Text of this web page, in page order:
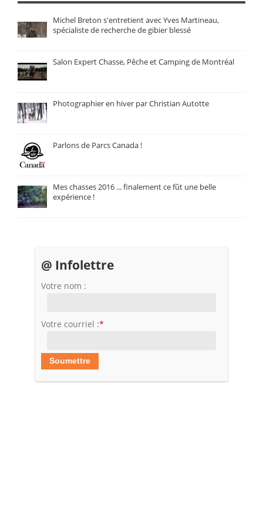
Michel Breton s'entretient avec Yves Martineau,
spécialiste de recherche de gibier blessé
Salon Expert Chasse, Pêche et Camping de Montréal
Photographier en hiver par Christian Autotte
Parlons de Parcs Canada !
Mes chasses 2016 ... finalement ce fût une belle
expérience !
@ Infolettre
Votre nom :
Votre courriel :*